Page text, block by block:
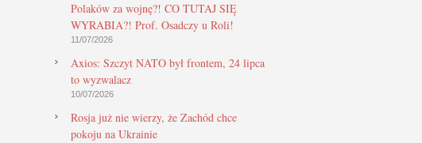
Polaków za wojnę?! CO TUTAJ SIĘ
WYRABIA?! Prof. Osadczy u Roli!
11/07/2026
Axios: Szczyt NATO był frontem, 24 lipca
to wyzwalacz
10/07/2026
Rosja już nie wierzy, że Zachód chce
pokoju na Ukrainie